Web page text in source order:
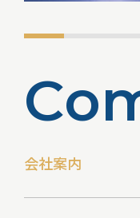
Co
会社案内